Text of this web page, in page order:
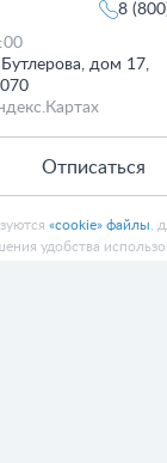
8
дом 17,
Отписаться
«cookie» файлы ,
удобства